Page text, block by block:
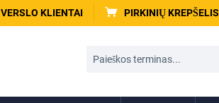
VERSLO KLIENTAI PIRKINIŲ KREPŠELIS